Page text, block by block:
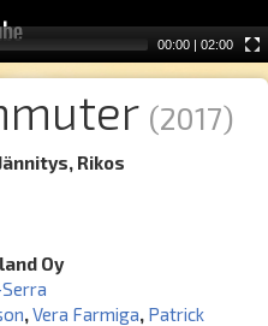
00:00 | 02:00
(2017)
Rikos
Oy
,Vera Farmiga, Patrick